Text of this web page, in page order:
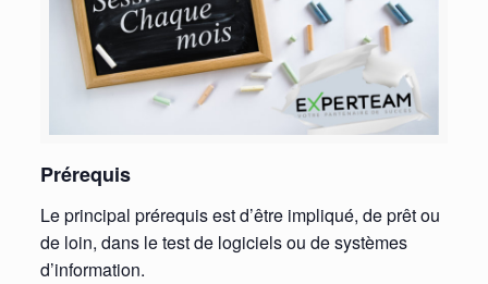
Prérequis
Le principal prérequis est d’être impliqué, de prêt ou
de loin, dans le test de logiciels ou de systèmes
d’information.